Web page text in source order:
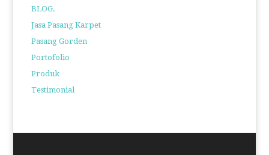
BLOG.
Jasa Pasang Karpet
Pasang Gorden
Portofolio
Produk
Testimonial